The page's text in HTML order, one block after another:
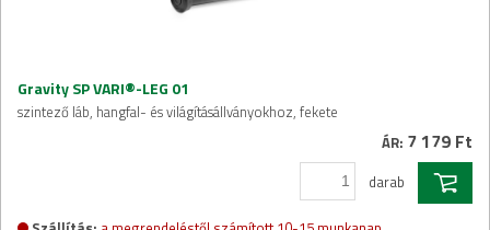
Gravity SP VARI®-LEG 01
szintező láb, hangfal- és világításállványokhoz, fekete
ÁR: 7 179 Ft
darab